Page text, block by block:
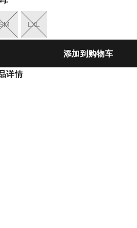
LXL
添加到购物车
详情